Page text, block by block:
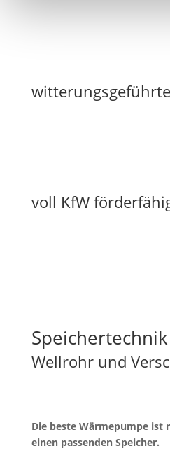
voll KfW
Speichertechnik
Wellrohr und
Die beste Wärmepumpe ist
einen passenden Speicher.